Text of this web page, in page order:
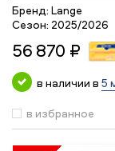
Бренд: Lange
Сезон: 2025/2026
56 870 ₽
в наличии в 5
в избранное